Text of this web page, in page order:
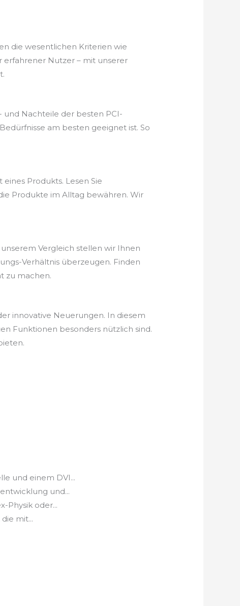
die wesentlichen Kriterien wie
erfahrener Nutzer – mit unserer
und Nachteile der besten PCI-
am besten geeignet ist. So
Produkts. Lesen Sie
Produkte im Alltag bewähren. Wir
Vergleich stellen wir Ihnen
Verhältnis überzeugen. Finden
zu machen.
innovative Neuerungen. In diesem
Funktionen besonders nützlich sind.
und einem DVI...
und...
Physik oder...
mit...